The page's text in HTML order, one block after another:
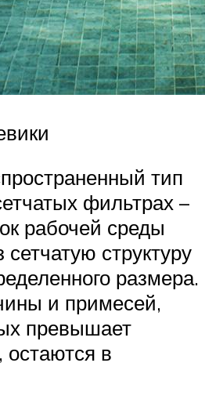
тип
фильтрах –
рабочей среды
сетчатую структуру
размера.
и примесей,
превышает
остаются в